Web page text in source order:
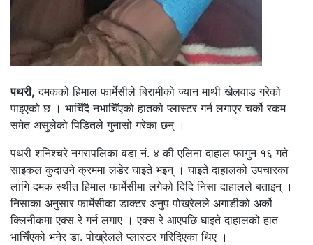
पथरी, दमकको हिमाल फार्मेसीले बिरामीको ज्यान माथी खेलवाड गरेको
पाइएको छ । भाचिँदै नभाचिँएको हातको प्लास्टर गर्न लगाएर चर्को रकम
समेत असुलेको पिडितले गुनासो गरेका छन् ।
पथरी शनिश्चरे नगरापलिका वडा नं. ४ की एलिना दाहाल फागुन १६ गते
साइकल कुदाउने क्रममा लडेर घाइते भइन् । घाइते दाहालको उपचारका
लागि दमक स्थीत हिमाल फार्मेसीमा लगेको दिदि निसा दाहालले बताइन् ।
निसाका अनुसार फार्मेसीका डाक्टर अनुप पोख्रेलले अगाडीको अर्को
क्लिनीकमा एक्स रे गर्न लगाए । एक्स रे आएपछि घाइते दाहालको हात
भाचिँएको भनेर डा. पोख्रेलले प्लास्टर गरिदिएका थिए ।